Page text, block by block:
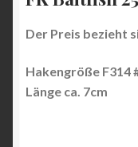
Der Preis bezieht
Hakengröße F314
Länge ca. 7cm